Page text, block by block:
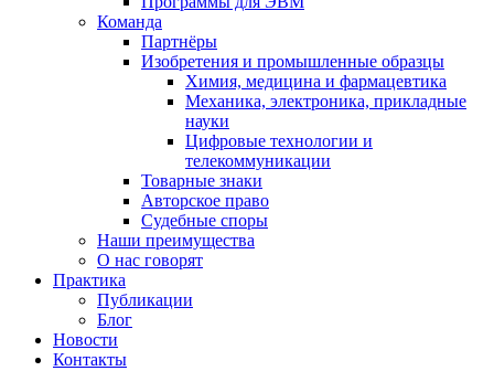
Команда
Партнёры
Изобретения и промышленные образцы
Химия, медицина и фармацевтика
Механика, электроника, прикладные
науки
Цифровые технологии и
телекоммуникации
Товарные знаки
Авторское право
Судебные споры
Наши преимущества
О нас говорят
Практика
Публикации
Блог
Новости
Контакты